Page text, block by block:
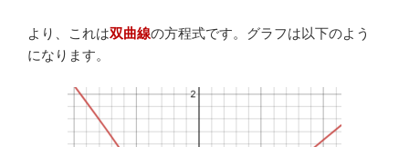
より、これは双曲線の方程式です。グラフは以下のよう
になります。